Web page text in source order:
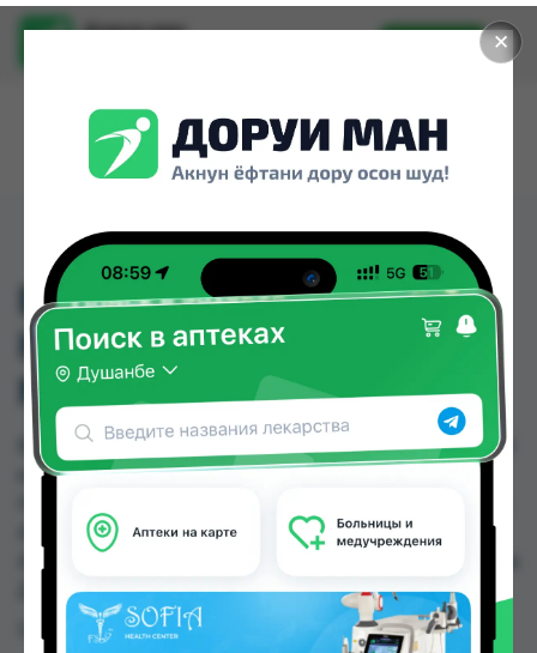
✕
Доруи ман
Установить
ВИТАМИН D3 2000МЕ
КАПС.300МГ (570МГ)
№90
ВИТАМИН D3 2000МЕ КАПС.300МГ (570МГ) №90
можно купить или заказать в аптеках, Аптека
Аслфарм №2, Аслфарм №3, Аслфарм №4,
Душанбе и других городах Таджикистана
Цена: от22.50 TJS